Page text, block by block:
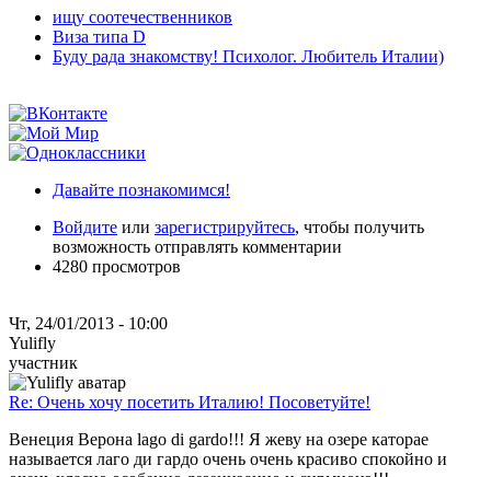
ищу соотечественников
Виза типа D
Буду рада знакомству! Психолог. Любитель Италии)
Давайте познакомимся!
Войдите или зарегистрируйтесь, чтобы получить
возможность отправлять комментарии
4280 просмотров
Чт, 24/01/2013 - 10:00
Yulifly
участник
Re: Очень хочу посетить Италию! Посоветуйте!
Венеция Верона lago di gardo!!! Я жеву на озере каторае
называется лаго ди гардо очень очень красиво спокойно и